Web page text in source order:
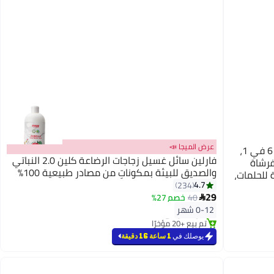
شي آند ليتل طقم تنظيف زجاجات الأطفال 6 في 1، عرض الميجا 📣
فارلين سائل غسيل زجاجات الرضاعة كلين 2.0 النباتي
والصديق للبيئة بمكوناتٍ من مصادر طبيعية 100٪
4.7
234
29
40خصم 27%
0-12 شهر
#8 في سوائل تنظيف
أقل سعر في السنة
تم بيع +20 مؤخرًا
#8 في سوائل تنظيف
يوصلك في 1 ساعة 16 دقيقة